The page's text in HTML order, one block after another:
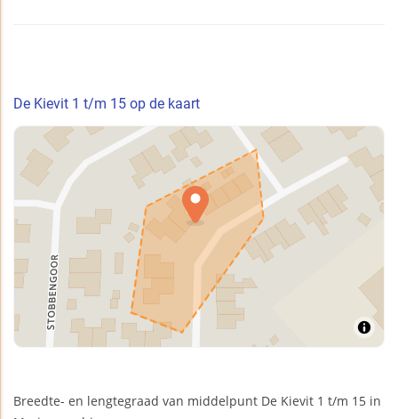
De Kievit 1 t/m 15 op de kaart
Breedte- en lengtegraad van middelpunt De Kievit 1 t/m 15 in